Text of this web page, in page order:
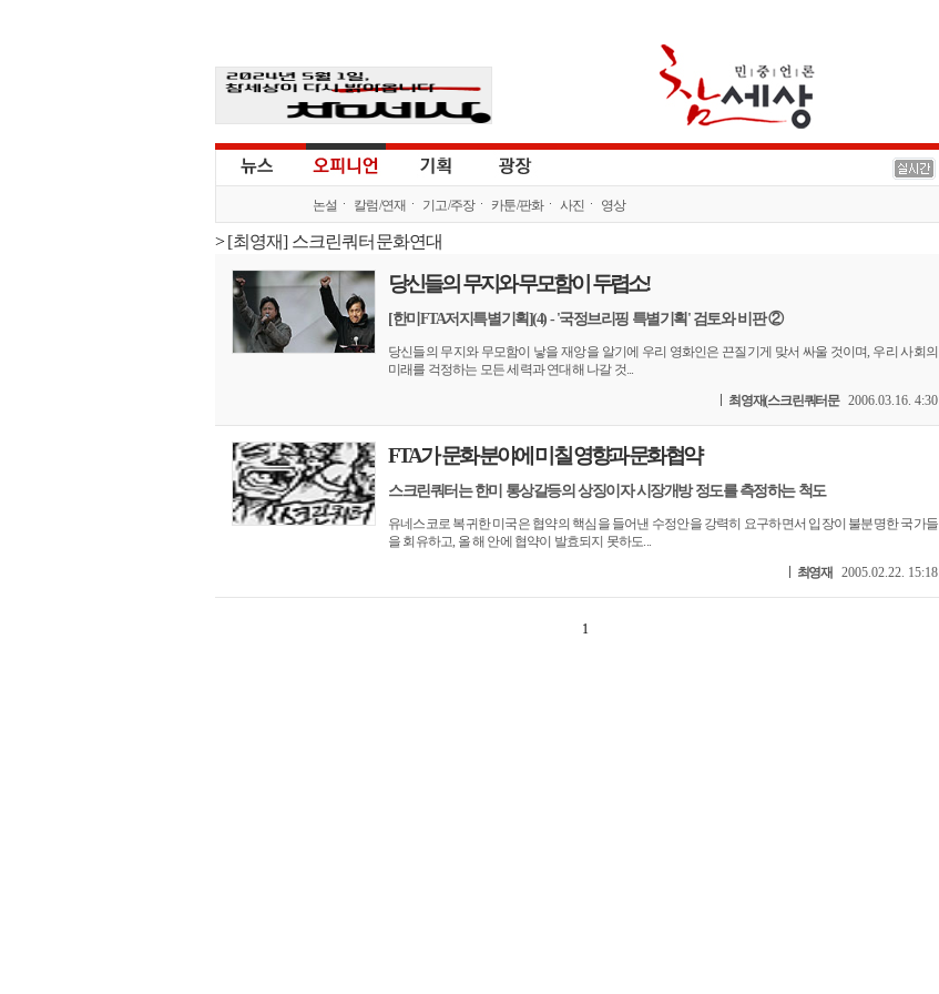
논설 칼럼/연재 기고/주장 카툰/판화 사진 영상
>[최영재] 스크린쿼터문화연대
당신들의 무지와 무모함이 두렵소!
[한미FTA저지특별기획](4) - '국정브리핑 특별기획' 검토와 비판 ②
당신들의 무지와 무모함이 낳을 재앙을 알기에 우리 영화인은 끈질기게 맞서 싸울 것이며, 우리 사회의
미래를 걱정하는 모든 세력과 연대해 나갈 것...
최영재(스크린쿼터문 2006.03.16. 4:30
FTA가 문화 분야에 미칠 영향과 문화협약
스크린쿼터는 한미 통상갈등의 상징이자 시장개방 정도를 측정하는 척도
유네스코로 복귀한 미국은 협약의 핵심을 들어낸 수정안을 강력히 요구하면서 입장이 불분명한 국가들
을 회유하고, 올 해 안에 협약이 발효되지 못하도...
최영재
2005.02.22. 15:18
1